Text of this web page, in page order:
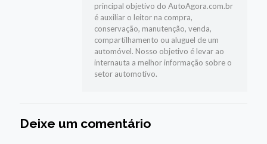
principal objetivo do AutoAgora.com.br
é auxiliar o leitor na compra,
conservação, manutenção, venda,
compartilhamento ou aluguel de um
automóvel. Nosso objetivo é levar ao
internauta a melhor informação sobre o
setor automotivo.
Deixe um comentário